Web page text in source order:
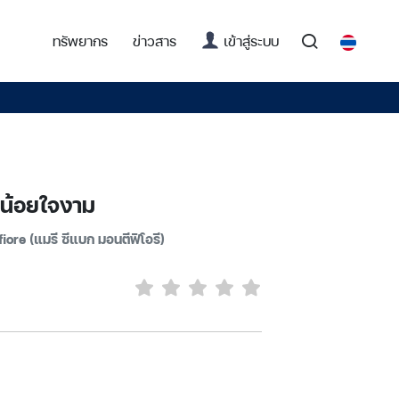
ทรัพยากร ข่าวสาร เข้าสู่ระบบ(current)
อยใจงาม
(แมรี ซีแบก มอนตีฟิโอรี)